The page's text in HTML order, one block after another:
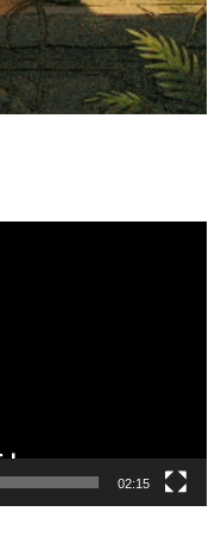
02:15